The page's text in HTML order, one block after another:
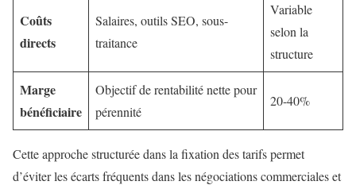
Coûts
directs
Salaires, outils SEO, sous-
traitance
Variable
selon la
structure
Marge
bénéficiaire
Objectif de rentabilité nette pour
pérennité
20-40%
Cette approche structurée dans la fixation des tarifs permet
d’éviter les écarts fréquents dans les négociations commerciales et